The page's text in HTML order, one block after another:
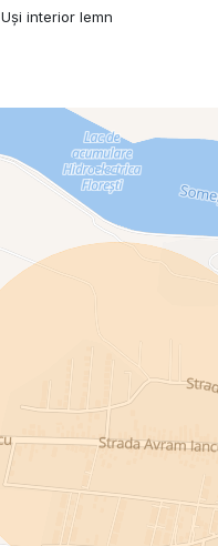
Uși interior lemn